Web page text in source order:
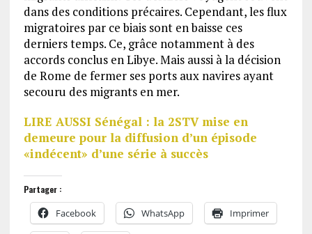
dans des conditions précaires. Cependant, les flux
migratoires par ce biais sont en baisse ces
derniers temps. Ce, grâce notamment à des
accords conclus en Libye. Mais aussi à la décision
de Rome de fermer ses ports aux navires ayant
secouru des migrants en mer.
LIRE AUSSI Sénégal : la 2STV mise en
demeure pour la diffusion d’un épisode
«indécent» d’une série à succès
Partager :
Facebook WhatsApp Imprimer